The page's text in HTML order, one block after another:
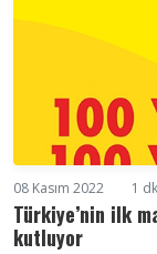
08 Kasım 2022 1
Türkiye’nin ilk
kutluyor